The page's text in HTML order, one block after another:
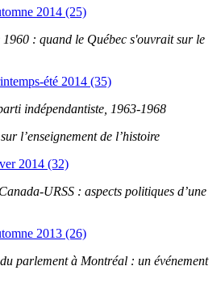
2014 (25)
1960 : quand le Québec s'ouvrait sur le
été 2014 (35)
indépendantiste, 1963-1968
l’enseignement de l’histoire
2014 (32)
URSS : aspects politiques d’une
2013 (26)
parlement à Montréal : un événement